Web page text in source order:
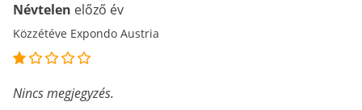
Névtelen előző év
Közzétéve Expondo Austria
Nincs megjegyzés.